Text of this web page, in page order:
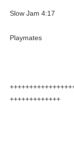
Slow Jam 4:17
Playmates
+++++++++++++